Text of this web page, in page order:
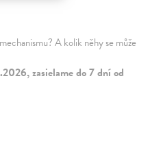
A kolik něhy se může
zasielame do 7 dní od